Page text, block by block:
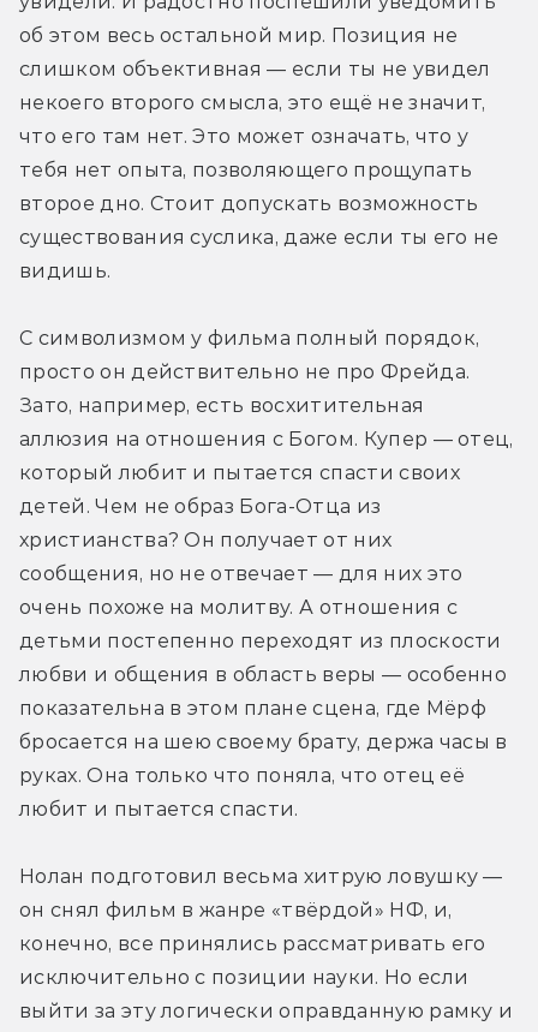
об этом весь остальной мир. Позиция не
слишком объективная — если ты не увидел
некоего второго смысла, это ещё не значит,
что его там нет. Это может означать, что у
тебя нет опыта, позволяющего прощупать
второе дно. Стоит допускать возможность
существования суслика, даже если ты его не
видишь.
С символизмом у фильма полный порядок,
просто он действительно не про Фрейда.
Зато, например, есть восхитительная
аллюзия на отношения с Богом. Купер — отец,
который любит и пытается спасти своих
детей. Чем не образ Бога-Отца из
христианства? Он получает от них
сообщения, но не отвечает — для них это
очень похоже на молитву. А отношения с
детьми постепенно переходят из плоскости
любви и общения в область веры — особенно
показательна в этом плане сцена, где Мёрф
бросается на шею своему брату, держа часы в
руках. Она только что поняла, что отец её
любит и пытается спасти.
Нолан подготовил весьма хитрую ловушку —
он снял фильм в жанре «твёрдой» НФ, и,
конечно, все принялись рассматривать его
исключительно с позиции науки. Но если
выйти за эту логически оправданную рамку и